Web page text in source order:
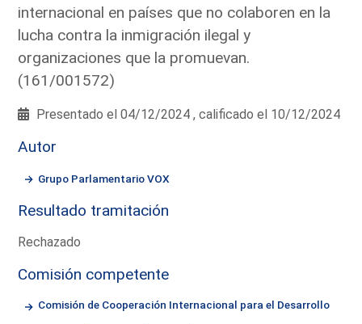
internacional en países que no colaboren en la
lucha contra la inmigración ilegal y
organizaciones que la promuevan.
(161/001572)
Presentado el 04/12/2024 , calificado el 10/12/2024
Autor
Grupo Parlamentario VOX
Resultado tramitación
Rechazado
Comisión competente
Comisión de Cooperación Internacional para el Desarrollo